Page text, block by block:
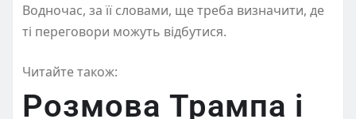
Водночас, за її словами, ще треба визначити, де
ті переговори можуть відбутися.
Читайте також:
Розмова Трампа і